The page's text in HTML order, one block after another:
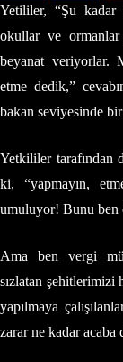
Yetililer, “Şu kadar
okullar ve
beyanat veriyorlar.
etme dedik,”
bakan seviyesinde
Yetkililer tarafından
ki, “yapmayın,
umuluyor! Bunu
Ama ben vergi
sızlatan şehitlerimizi
yapılmaya
zarar ne kadar